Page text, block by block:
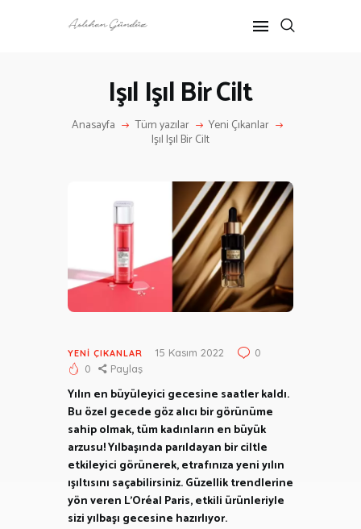
Işıl Işıl Bir Cilt
Anasayfa Tüm yazılar Yeni Çıkanlar
Işıl Işıl Bir Cilt
ANASAYFA
RÖPORTAJ
KÜLTÜR SANAT
HAKKIMDA
İLETIŞIM
YENI ÇIKANLAR 15 Kasım 2022
0
0
Paylaş
Yılın en büyüleyici gecesine saatler kaldı.
Bu özel gecede göz alıcı bir görünüme
sahip olmak, tüm kadınların en büyük
arzusu! Yılbaşında parıldayan bir ciltle
etkileyici görünerek, etrafınıza yeni yılın
ışıltısını saçabilirsiniz. Güzellik trendlerine
yön veren L’Oréal Paris, etkili ürünleriyle
sizi yılbaşı gecesine hazırlıyor.